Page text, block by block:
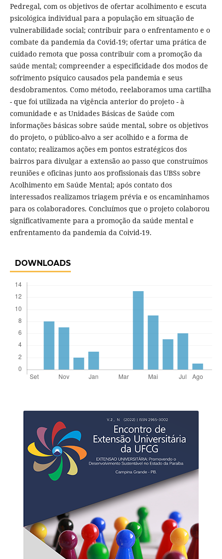
Pedregal, com os objetivos de ofertar acolhimento e escuta
psicológica individual para a população em situação de
vulnerabilidade social; contribuir para o enfrentamento e o
combate da pandemia da Covid-19; ofertar uma prática de
cuidado remota que possa contribuir com a promoção da
saúde mental; compreender a especificidade dos modos de
sofrimento psíquico causados pela pandemia e seus
desdobramentos. Como método, reelaboramos uma cartilha
- que foi utilizada na vigência anterior do projeto - à
comunidade e as Unidades Básicas de Saúde com
informações básicas sobre saúde mental, sobre os objetivos
do projeto, o público-alvo a ser acolhido e a forma de
contato; realizamos ações em pontos estratégicos dos
bairros para divulgar a extensão ao passo que construímos
reuniões e oficinas junto aos profissionais das UBSs sobre
Acolhimento em Saúde Mental; após contato dos
interessados realizamos triagem prévia e os encaminhamos
para os colaboradores. Concluímos que o projeto colaborou
significativamente para a promoção da saúde mental e
enfrentamento da pandemia da Coivid-19.
DOWNLOADS